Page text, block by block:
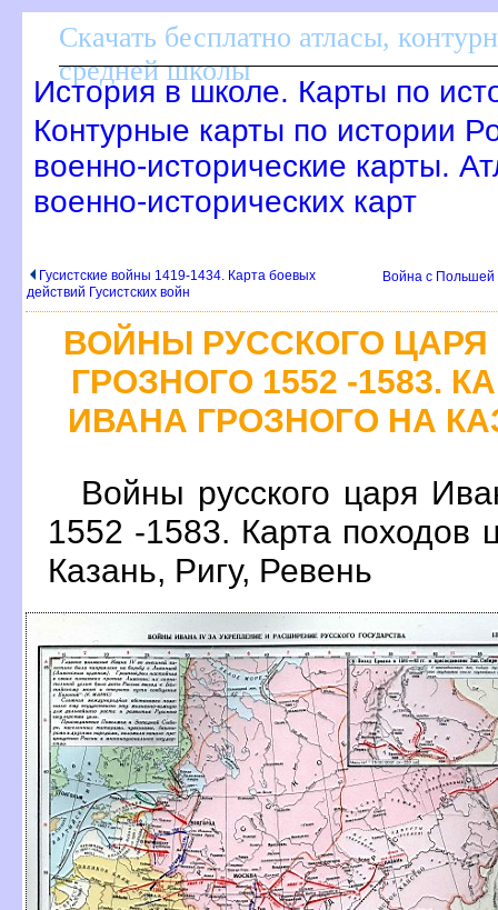
Скачать бесплатно атласы,
средней школы
История в школе. Карты по
Контурные карты по истории
военно-исторические карты.
военно-исторических карт
Гусистские войны 1419-1434. Карта боевых
действий Гусистских войн
Война с Польшей
ВОЙНЫ РУССКОГО ЦАРЯ
ГРОЗНОГО 1552 -1583.
ИВАНА ГРОЗНОГО НА
Войны русского царя
1552 -1583. Карта походов
Казань, Ригу, Ревень